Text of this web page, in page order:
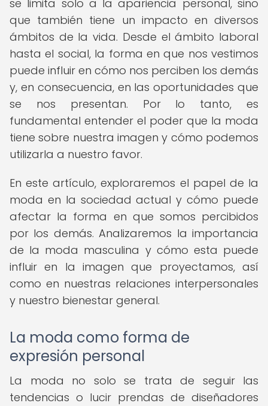
se limita solo a la apariencia personal, sino
que también tiene un impacto en diversos
ámbitos de la vida. Desde el ámbito laboral
hasta el social, la forma en que nos vestimos
puede influir en cómo nos perciben los demás
y, en consecuencia, en las oportunidades que
se nos presentan. Por lo tanto, es
fundamental entender el poder que la moda
tiene sobre nuestra imagen y cómo podemos
utilizarla a nuestro favor.
En este artículo, exploraremos el papel de la
moda en la sociedad actual y cómo puede
afectar la forma en que somos percibidos
por los demás. Analizaremos la importancia
de la moda masculina y cómo esta puede
influir en la imagen que proyectamos, así
como en nuestras relaciones interpersonales
y nuestro bienestar general.
La moda como forma de
expresión personal
La moda no solo se trata de seguir las
tendencias o lucir prendas de diseñadores